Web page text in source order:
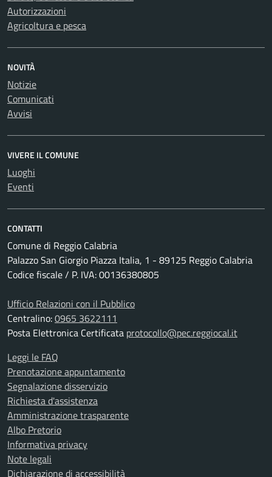
Autorizzazioni
Agricoltura e pesca
NOVITÀ
Notizie
Comunicati
Avvisi
VIVERE IL COMUNE
Luoghi
Eventi
CONTATTI
Comune di Reggio Calabria
Palazzo San Giorgio Piazza Italia, 1 - 89125 Reggio Calabria
Codice fiscale / P. IVA: 00136380805
Ufficio Relazioni con il Pubblico
Centralino:0965 3622111
Posta Elettronica Certificata protocollo@pec.reggiocal.it
Leggi le FAQ
Prenotazione appuntamento
Segnalazione disservizio
Richiesta d'assistenza
Amministrazione trasparente
Albo Pretorio
Informativa privacy
Note legali
Dichiarazione di accessibilità